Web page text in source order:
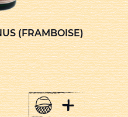
(FRAMBOISE)
+